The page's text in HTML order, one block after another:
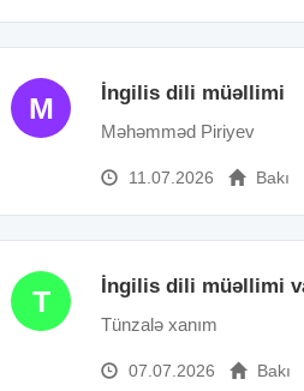
M İngilis dili müəllimi
Məhəmməd Piriyev
11.07.2026 Bakı
T İngilis dili müəllimi
Tünzalə xanım
07.07.2026 Bakı